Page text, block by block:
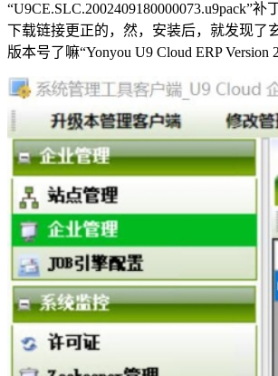
“U9CE.SLC.2002409180000073.u9pack”
下载链接更正的，然，安装后，就发现了
版本号了嘛“Yonyou U9 Cloud ERP Version